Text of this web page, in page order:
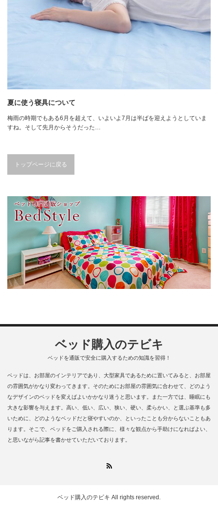
夏に使う寝具について
梅雨の時期でもある6月を超えて、いよいよ7月は半ばを迎えようとしていま
すね。そして先月からそうだった…
トップページに戻る
ベッド購入のテビキ
ベッドを通販で安全に購入するための知識を習得！
ベッドは、お部屋のインテリアであり、大型家具であるために置いてみると、お部屋
の雰囲気がかなり変わってきます。そのためにお部屋の雰囲気に合わせて、どのよう
なデザインのベッドを変えばよいかかなり迷うと思います。また一方では、睡眠にも
大きな影響を与えます。高い、低い、広い、狭い、硬い、柔らかい、と選ぶ基準も多
いために、どのようなベッドだと寝やすいのか、といったことも分からないこともあ
ります。そこで、ベッドをご購入される際に、様々な観点から手助けになればよい、
と思いながら記事を書かせていただいております。
ベッド購入のテビキ All rights reserved.